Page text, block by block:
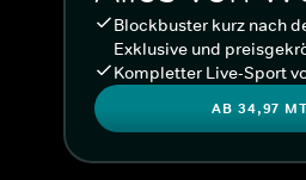
Blockbuster kurz nach
Exklusive und
Kompletter Live-Sport
AB 34,97